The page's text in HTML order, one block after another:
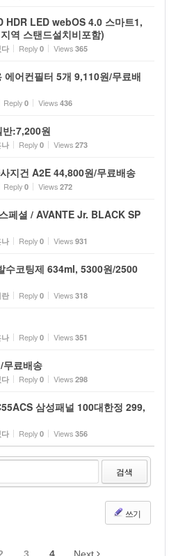
HDR LED webOS 4.0 스마트1,
역 스탠드설치비포함)
Reply 0 Views 365
어컨필터 5개 9,110원/무료배
Reply 0 Views 436
:7,200원
Reply 0 Views 273
지건 A2E 44,800원/무료배송
Reply 0 Views 272
페셜 / AVANTE Jr. BLACK SP
Reply 0 Views 931
수코팅제 634ml, 5300원/2500
Reply 0 Views 318
Reply 0 Views 351
무료배송
Reply 0 Views 298
삼성패널 100대한정 299,
Reply 0 Views 356
검색
쓰기